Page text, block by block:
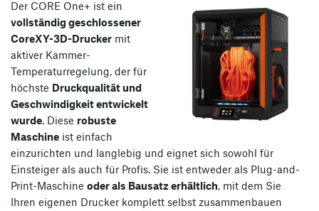
Der CORE One+ ist ein
vollständig geschlossener
CoreXY-3D-Drucker mit
aktiver Kammer-
Temperaturregelung, der für
höchste Druckqualität und
Geschwindigkeit entwickelt
wurde. Diese robuste
Maschine ist einfach
einzurichten und langlebig und eignet sich sowohl für
Einsteiger als auch für Profis. Sie ist entweder als Plug-and-
Print-Maschine oder als Bausatz erhältlich, mit dem Sie
Ihren eigenen Drucker komplett selbst zusammenbauen